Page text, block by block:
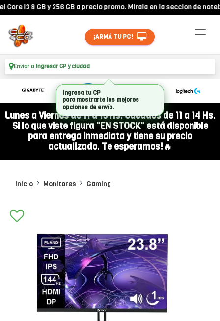
i3 8 GB y 256 GB a precio promo. Mirala en la seccion de
¡ARMÁ TU PC!
Enviar a Ingresar CP y ciudad
Lunes a Viernes de 11 a 19 Hs. Sábados de 11 a 14 Hs.
Si lo que viste figura "EN STOCK" está disponible
para entrega inmediata y tiene su precio
actualizado. Te esperamos!🔥
Inicio Monitores Gaming